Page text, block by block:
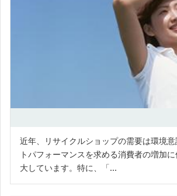
近年、リサイクルショップの需要は環境
トパフォーマンスを求める消費者の増加
大しています。特に、「...